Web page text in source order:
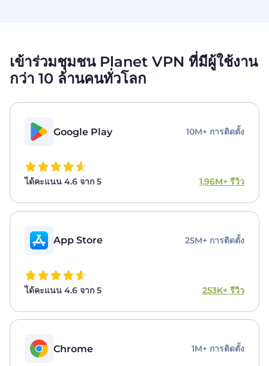
เข้าร่วมชุมชน Planet VPN ที่มีผู้ใช้งาน
กว่า 10 ล้านคนทั่วโลก
Google Play 10M+ การติดตั้ง
ได้คะแนน 4.6 จาก 5 1,96M+ รีวิว
App Store 25M+ การติดตั้ง
ได้คะแนน 4.6 จาก 5 253K+ รีวิว
Chrome 1M+ การติดตั้ง